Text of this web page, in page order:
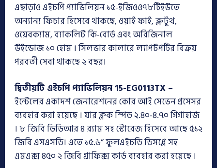
এছাড়াও এইচপি প্যাভিলিয়ন ১৫-ইজিওও৭৮টিইউতে
অন্যান্য ফিচার হিসেবে থাকছে, ওয়াই ফাই, ব্লুটুথ,
ওয়েবক্যাম, ব্যাকলিট কি-বোর্ড এবং অরিজিনাল
উইন্ডোজ ১০ হোম । সিলভার কালারে ল্যাপটপটির বিক্রয়
পরবর্তী সেবা থাকছে ২ বছর।
দ্বিতীয়টি এইচপিপ্যাভিলিয়ন 15-EG0113TX –
ইন্টেলের একাদশ জেনারেশনের কোর আই সেভেন প্রসেসর
ব্যবহার করা হয়েছে । যার ক্লক স্পিড ২.৪০-৪.৭০ গিগাহার্জ
। ৮ জিবি ডিডিআর ৪ র‍্যাম সহ স্টোরেজ হিসেবে আছে ৫১২
জিবি এসএসডি। এতে ১৫.৬” ফুলএইচডি ডিসপ্লে সহ
এমএক্স ৪৫০ ২ জিবি গ্রাফিক্স কার্ড ব্যবহার করা হয়েছে ।